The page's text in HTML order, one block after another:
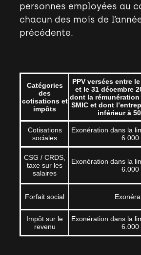
personnes employées au
chacun des mois de
précédente.
Catégories
des
cotisations et
impôts
PPV versées entre
et le 31 décembre
dont la
SMIC et dont
inférieur à
Cotisations
sociales
Exonération dans la
6.000
CSG / CRDS,
taxe sur les
salaires
Exonération dans la
6.000
Forfait social
Impôt sur le
revenu
Exonération dans la
6.000